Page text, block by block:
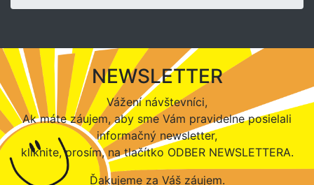
NEWSLETTER
Vážení návštevníci,
Ak máte záujem, aby sme Vám pravidelne posielali
informačný newsletter,
kliknite, prosím, na tlačítko ODBER NEWSLETTERA.
Ďakujeme za Váš záujem.